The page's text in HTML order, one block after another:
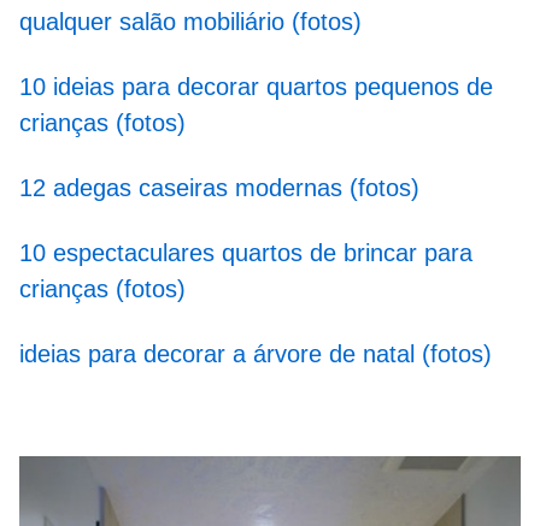
qualquer salão mobiliário (fotos)
10 ideias para decorar quartos pequenos de
crianças (fotos)
12 adegas caseiras modernas (fotos)
10 espectaculares quartos de brincar para
crianças (fotos)
ideias para decorar a árvore de natal (fotos)